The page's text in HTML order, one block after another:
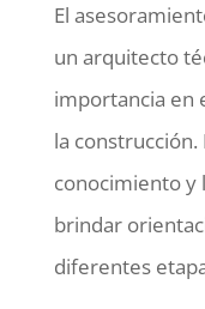
El
un arquitecto
importancia en
la
conocimiento y
brindar
diferentes